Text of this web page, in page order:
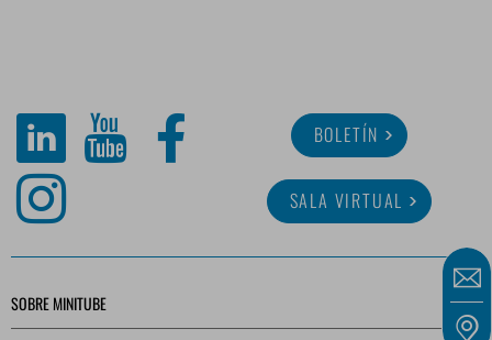
BOLETÍN
SALA VIRTUAL
SOBRE MINITUBE